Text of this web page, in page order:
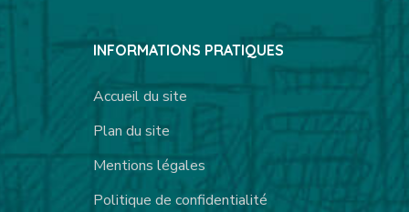
INFORMATIONS PRATIQUES
Accueil du site
Plan du site
Mentions légales
Politique de confidentialité